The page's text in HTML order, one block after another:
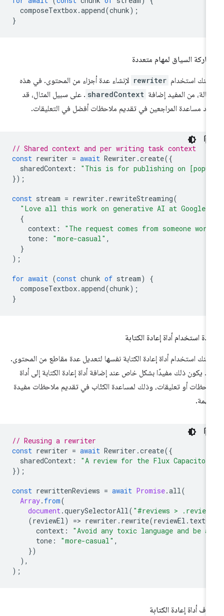
composeTextbox.append(chunk
السياق لمهام متعددة
استخدام rewriter لإنشاء عدة أجزاء من المحتوى. في هذه
من المفيد إضافة sharedContext . على سبيل المثال، قد
مساعدة المراجعين في تقديم ملاحظات أفضل في التعليقات.
// Shared context and per writing task context
const rewriter = await Rewriter.create
sharedContext : "This is for publishing on
const stream = rewriter.rewriteStreaming
"Love all this work on generative AI at Google!
context : "The request comes from someone
tone: "more-casual"
for await (const chunk of stream
composeTextbox.append(chunk
استخدام أداة إعادة الكتابة
استخدام أداة إعادة الكتابة نفسها لتعديل عدة مقاطع من المحتوى.
يكون ذلك مفيدًا بشكل خاص عند إضافة أداة إعادة الكتابة إلى أداة
أو تعليقات، وذلك لمساعدة الكتّاب في تقديم ملاحظات مفيدة
// Reusing a rewriter
const rewriter = await Rewriter.create
sharedContext: "A review for the Flux Capacitor
const rewrittenReviews = await Promise.all
Array.from
document.querySelectorAll("#reviews >
(reviewEl) => rewriter.rewrite(reviewEl.
context: "Avoid any toxic language and be
tone: "more-casual"
أداة إعادة الكتابة